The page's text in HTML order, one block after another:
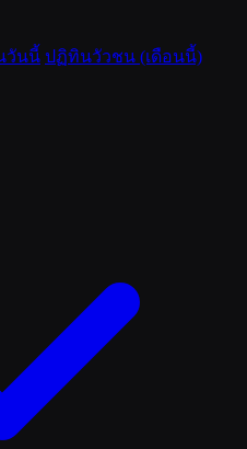
วันนี้ ปฏิทินวัวชน (เดือนนี้)